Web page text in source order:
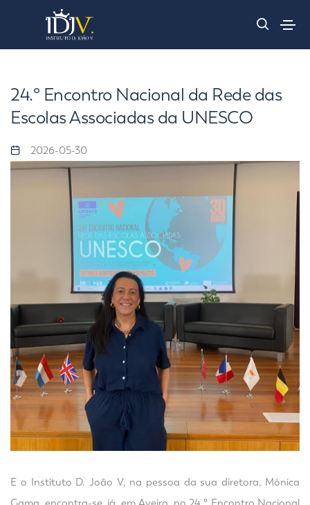
24.° Encontro Nacional da Rede das
Escolas Associadas da UNESCO
2026-05-30
E o Instituto D. João V, na pessoa da sua diretora, Mónica